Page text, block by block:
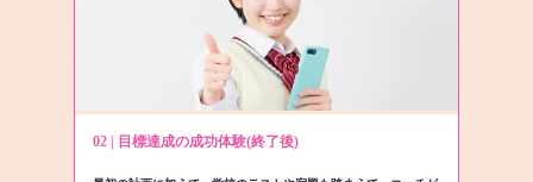
02 | 目標達成の成功体験(終了後)